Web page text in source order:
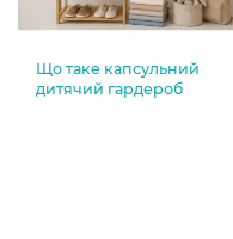
Що таке капсульний
дитячий гардероб